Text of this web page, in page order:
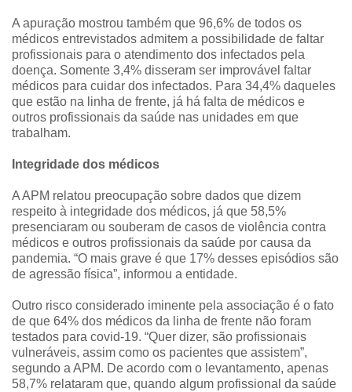
A apuração mostrou também que 96,6% de todos os
médicos entrevistados admitem a possibilidade de faltar
profissionais para o atendimento dos infectados pela
doença. Somente 3,4% disseram ser improvável faltar
médicos para cuidar dos infectados. Para 34,4% daqueles
que estão na linha de frente, já há falta de médicos e
outros profissionais da saúde nas unidades em que
trabalham.
Integridade dos médicos
A APM relatou preocupação sobre dados que dizem
respeito à integridade dos médicos, já que 58,5%
presenciaram ou souberam de casos de violência contra
médicos e outros profissionais da saúde por causa da
pandemia. “O mais grave é que 17% desses episódios são
de agressão física”, informou a entidade.
Outro risco considerado iminente pela associação é o fato
de que 64% dos médicos da linha de frente não foram
testados para covid-19. “Quer dizer, são profissionais
vulneráveis, assim como os pacientes que assistem”,
segundo a APM. De acordo com o levantamento, apenas
58,7% relataram que, quando algum profissional da saúde